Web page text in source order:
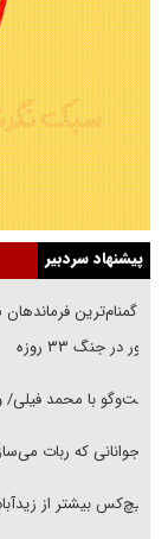
پیشنهاد سردبیر
حضور در جنگ ۳۳ روزه
گفت‌وگو با محمد فیلی/
نوجوانانی که ربات
هیچ‌کس بیشتر از